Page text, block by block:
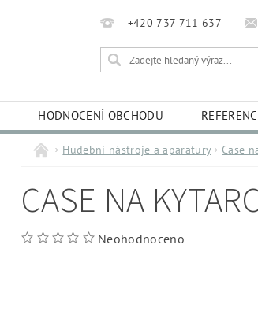
+420 737 711 637
HODNOCENÍ OBCHODU
Hudební nástroje a aparatury Case
CASE NA
Neohodnoceno